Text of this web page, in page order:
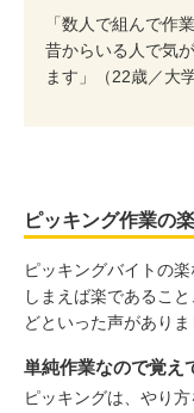
「数人で組んで作
昔からいる人で気
ます」（22歳／大
ピッキング作業の
ピッキングバイトの
しまえば楽であるこ
どといった声がありま
単純作業なので覚え
ピッキングは、やり